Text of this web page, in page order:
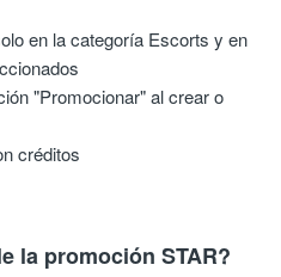
en la categoría Escorts y en
"Promocionar" al crear o
créditos
la promoción STAR?